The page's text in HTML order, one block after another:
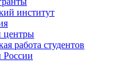
институт
центры
работа студентов
России